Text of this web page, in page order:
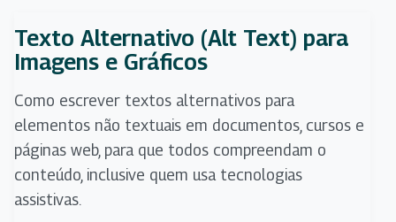
Texto Alternativo (Alt Text) para
Imagens e Gráficos
Como escrever textos alternativos para
elementos não textuais em documentos, cursos e
páginas web, para que todos compreendam o
conteúdo, inclusive quem usa tecnologias
assistivas.